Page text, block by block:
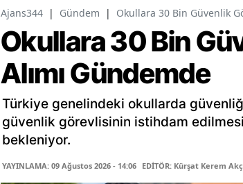
Ajans344 | Gündem | Okullara 30 Bin Güvenlik
Okullara 30 Bin
Alımı Gündemde
Türkiye genelindeki okullarda
güvenlik görevlisinin istihdam
bekleniyor.
YAYINLAMA: 09 Ağustos 2026 - 14:06 EDİTÖR: Kürşat Kerem